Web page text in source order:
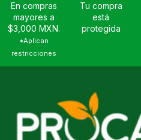
En compras
mayores a
$3,000 MXN.
*Aplican
restricciones
Tu compra
está
protegida